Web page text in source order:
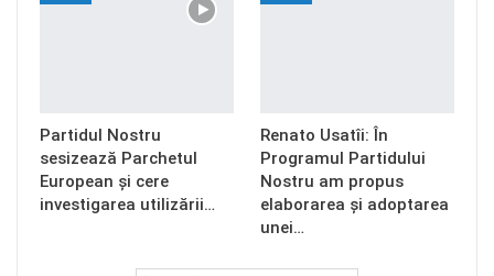
Partidul Nostru
sesizează Parchetul
European și cere
investigarea utilizării…
Renato Usatîi: În
Programul Partidului
Nostru am propus
elaborarea și adoptarea
unei…